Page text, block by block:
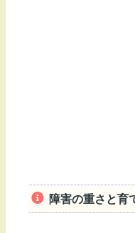
障害の重さと育